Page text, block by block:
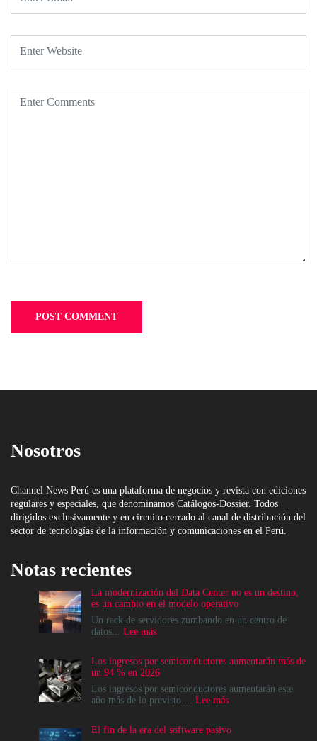
Nosotros
Channel News Perú es una plataforma de negocios y revista con ediciones
regulares y especiales, que denominamos Catálogos-Dossier. Todos
dirigidos exclusivamente y en circuito cerrado al canal de distribución del
sector de tecnologías de la información y comunicaciones en el Perú.
Notas recientes
La modernización del Data Center no es un destino,
es un cambio en el modelo operativo
Un rack de servidores zumbando en un centro de
datos... Lee más:
del
Data
Center
no
destino,
Los ingresos por semiconductores aumentarán más de
un 94 % en 2026
Los ingresos por semiconductores aumentarán este
año más de lo previsto.... Lee más:
por
El fin de la era del software pasivo